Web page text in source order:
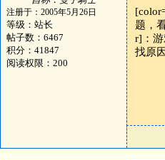
注册于：2005年5月26日
等级：站长
帖子数：6467
积分：41847
阅读权限：200
题，
r]：
找原